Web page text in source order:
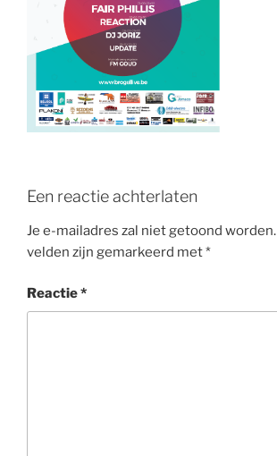
k
Een reactie achterlaten
Je e-mailadres zal niet getoond worden.
velden zijn gemarkeerd met*
Reactie*